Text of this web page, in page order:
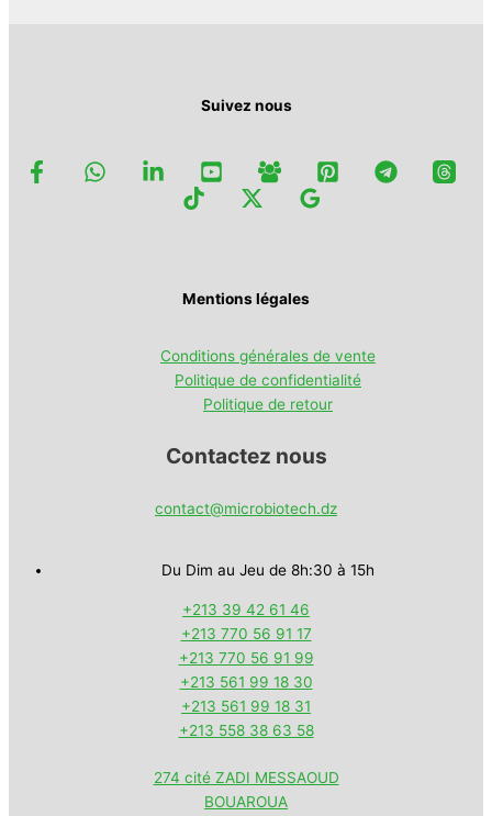
Suivez nous
Mentions légales
Conditions générales de vente
Politique de confidentialité
Politique de retour
Contactez nous
contact@microbiotech.dz
Du Dim au Jeu de 8h:30 à 15h
+213 39 42 61 46
+213 770 56 91 17
+213 770 56 91 99
+213 561 99 18 30
+213 561 99 18 31
+213 558 38 63 58
274 cité ZADI MESSAOUD
BOUAROUA